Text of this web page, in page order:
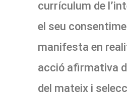
currículum de
el seu
manifesta en
acció afirmativa
del mateix i